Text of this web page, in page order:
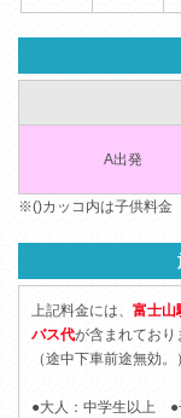
A出発
※()カッコ内は子供料金
上記料金には、 富士山
バス代が含まれており
（途中下車前途無効。）
●大人：中学生以上 ●